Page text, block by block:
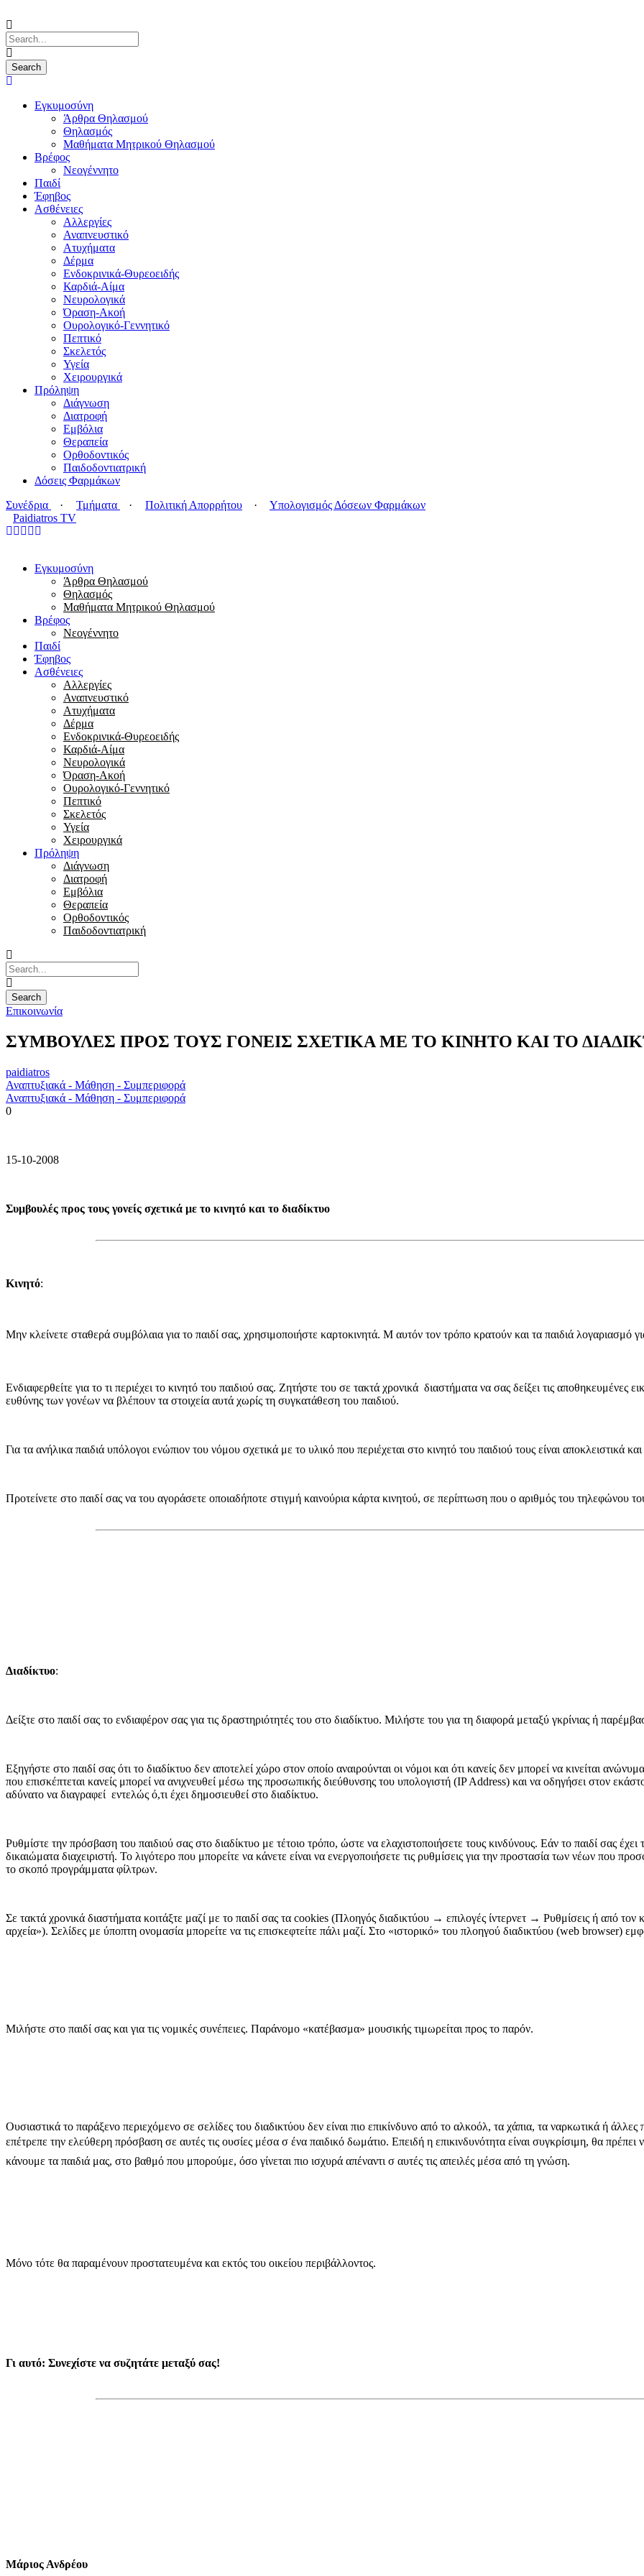
Εγκυμοσύνη
Άρθρα Θηλασμού
Θηλασμός
Μαθήματα Μητρικού Θηλασμού
Βρέφος
Νεογέννητο
Παιδί
Έφηβος
Ασθένειες
Αλλεργίες
Αναπνευστικό
Ατυχήματα
Δέρμα
Ενδοκρινικά-Θυρεοειδής
Καρδιά-Αίμα
Νευρολογικά
Όραση-Ακοή
Ουρολογικό-Γεννητικό
Πεπτικό
Σκελετός
Υγεία
Χειρουργικά
Πρόληψη
Διάγνωση
Διατροφή
Εμβόλια
Θεραπεία
Ορθοδοντικός
Παιδοδοντιατρική
Δόσεις Φαρμάκων
Συνέδρια
· Τμήματα · Πολιτική Απορρήτου ·
Υπολογισμός Δόσεων Φαρμάκων
Paidiatros TV
Εγκυμοσύνη
Άρθρα Θηλασμού
Θηλασμός
Μαθήματα Μητρικού Θηλασμού
Βρέφος
Νεογέννητο
Παιδί
Έφηβος
Ασθένειες
Αλλεργίες
Αναπνευστικό
Ατυχήματα
Δέρμα
Ενδοκρινικά-Θυρεοειδής
Καρδιά-Αίμα
Νευρολογικά
Όραση-Ακοή
Ουρολογικό-Γεννητικό
Πεπτικό
Σκελετός
Υγεία
Χειρουργικά
Πρόληψη
Διάγνωση
Διατροφή
Εμβόλια
Θεραπεία
Ορθοδοντικός
Παιδοδοντιατρική
Επικοινωνία
ΣΥΜΒΟΥΛΕΣ ΠΡΟΣ ΤΟΥΣ ΓΟΝΕΙΣ ΣΧΕΤΙΚΑ ΜΕ ΤΟ ΚΙΝΗΤΟ ΚΑΙ ΤΟ
paidiatros
Αναπτυξιακά - Μάθηση - Συμπεριφορά
Αναπτυξιακά - Μάθηση - Συμπεριφορά
0
15-10-2008
Συμβουλές προς τους γονείς σχετικά με το κινητό και το διαδίκτυο
Κινητό:
Μην κλείνετε σταθερά συμβόλαια για το παιδί σας, χρησιμοποιήστε καρτοκινητά. Μ αυτόν τον τρόπο κρατούν και τα παιδιά λογαριασμό
Ενδιαφερθείτε για το τι περιέχει το κινητό του παιδιού σας. Ζητήστε του σε τακτά χρονικά διαστήματα να σας δείξει τις αποθηκευμένες
ευθύνης των γονέων να βλέπουν τα στοιχεία αυτά χωρίς τη συγκατάθεση του παιδιού.
Για τα ανήλικα παιδιά υπόλογοι ενώπιον του νόμου σχετικά με το υλικό που περιέχεται στο κινητό του παιδιού τους είναι αποκλειστικά
Προτείνετε στο παιδί σας να του αγοράσετε οποιαδήποτε στιγμή καινούρια κάρτα κινητού, σε περίπτωση που ο αριθμός του τηλεφώνου
Διαδίκτυο:
Δείξτε στο παιδί σας το ενδιαφέρον σας για τις δραστηριότητές του στο διαδίκτυο. Μιλήστε του για τη διαφορά μεταξύ γκρίνιας ή
Εξηγήστε στο παιδί σας ότι το διαδίκτυο δεν αποτελεί χώρο στον οποίο αναιρούνται οι νόμοι και ότι κανείς δεν μπορεί να κινείται
που επισκέπτεται κανείς μπορεί να ανιχνευθεί μέσω της προσωπικής διεύθυνσης του υπολογιστή (IP Address) και να οδηγήσει στον
αδύνατο να διαγραφεί εντελώς ό,τι έχει δημοσιευθεί στο διαδίκτυο.
Ρυθμίστε την πρόσβαση του παιδιού σας στο διαδίκτυο με τέτοιο τρόπο, ώστε να ελαχιστοποιήσετε τους κινδύνους. Εάν το παιδί σας έχει
δικαιώματα διαχειριστή. Το λιγότερο που μπορείτε να κάνετε είναι να ενεργοποιήσετε τις ρυθμίσεις για την προστασία των νέων που
το σκοπό προγράμματα φίλτρων.
Σε τακτά χρονικά διαστήματα κοιτάξτε μαζί με το παιδί σας τα cookies (Πλοηγός διαδικτύου → επιλογές ίντερνετ → Ρυθμίσεις ή από
αρχεία»). Σελίδες με ύποπτη ονομασία μπορείτε να τις επισκεφτείτε πάλι μαζί. Στο «ιστορικό» του πλοηγού διαδικτύου (web browser)
Μιλήστε στο παιδί σας και για τις νομικές συνέπειες. Παράνομο «κατέβασμα» μουσικής τιμωρείται προς το παρόν.
Ουσιαστικά το παράξενο περιεχόμενο σε σελίδες του διαδικτύου δεν είναι πιο επικίνδυνο από το αλκοόλ, τα χάπια, τα ναρκωτικά ή
επέτρεπε την ελεύθερη πρόσβαση σε αυτές τις ουσίες μέσα σ ένα παιδικό δωμάτιο. Επειδή η επικινδυνότητα είναι συγκρίσιμη, θα
κάνουμε τα παιδιά μας, στο βαθμό που μπορούμε, όσο γίνεται πιο ισχυρά απέναντι σ αυτές τις απειλές μέσα από τη γνώση.
Μόνο τότε θα παραμένουν προστατευμένα και εκτός του οικείου περιβάλλοντος.
Γι  αυτό: Συνεχίστε να συζητάτε μεταξύ σας!
Μάριος Ανδρέου